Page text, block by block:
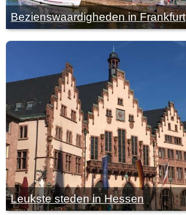
Bezienswaardigheden in Frankfurt
Leukste steden in Hessen